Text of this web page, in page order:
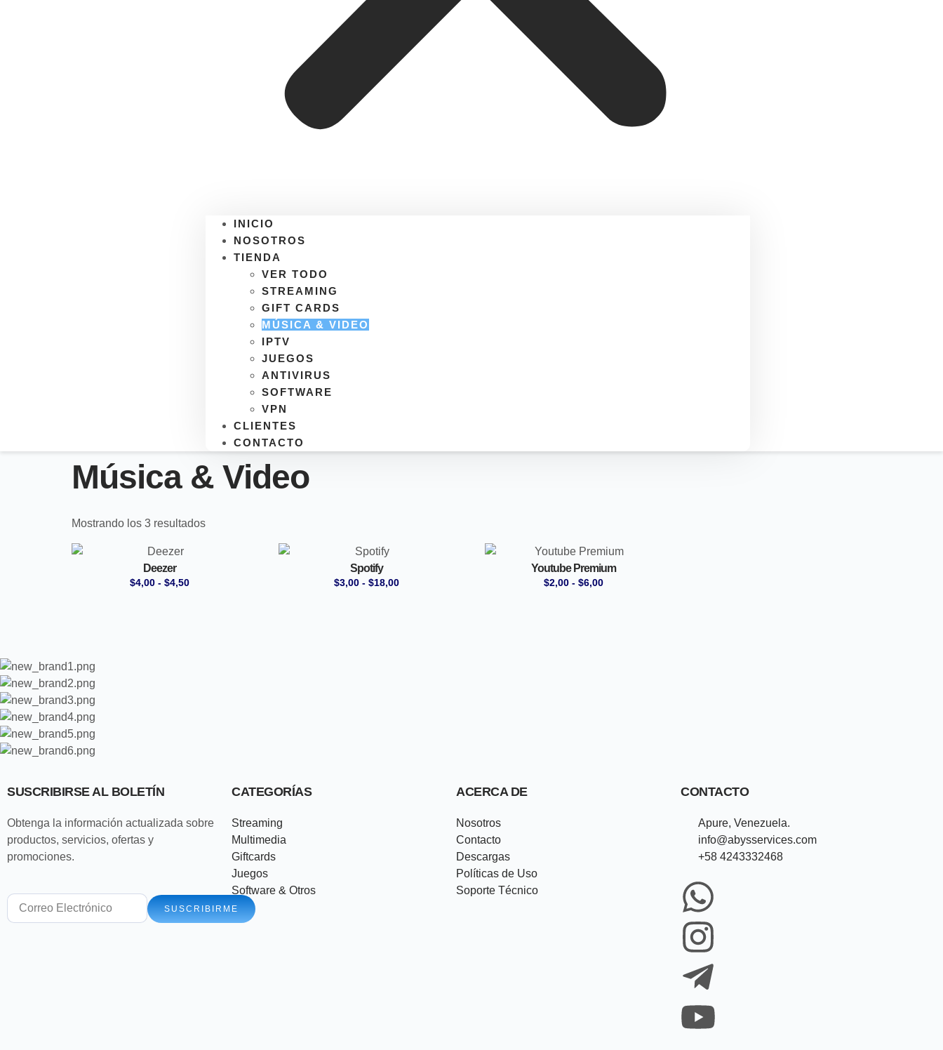
INICIO
NOSOTROS
TIENDA
VER TODO
STREAMING
GIFT CARDS
MÚSICA & VIDEO
IPTV
JUEGOS
ANTIVIRUS
SOFTWARE
VPN
CLIENTES
CONTACTO
Música & Video
Mostrando los 3 resultados
Deezer
$4,00 - $4,50
Spotify
$3,00 - $18,00
Youtube Premium
$2,00 - $6,00
SUSCRIBIRSE AL BOLETÍN
Obtenga la información actualizada sobre
productos, servicios, ofertas y
promociones.
SUSCRIBIRME
CATEGORÍAS
Streaming
Multimedia
Giftcards
Juegos
Software & Otros
ACERCA DE
Nosotros
Contacto
Descargas
Políticas de Uso
Soporte Técnico
CONTACTO
Apure, Venezuela.
info@abysservices.com
+58 4243332468